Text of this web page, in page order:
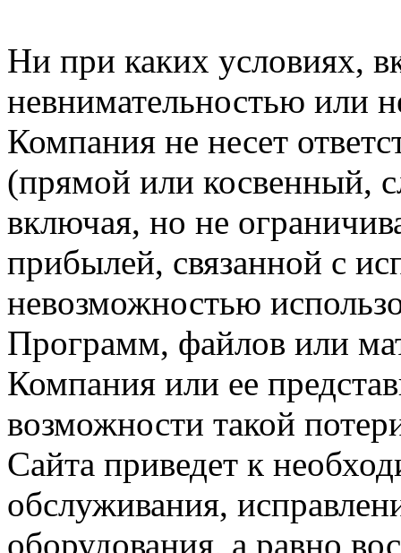
Ни при каких условиях,
невнимательностью или
Компания не несет
(прямой или косвенный,
включая, но не
прибылей, связанной с
невозможностью
Программ, файлов или
Компания или ее
возможности такой
Сайта приведет к
обслуживания,
оборудования, а равно